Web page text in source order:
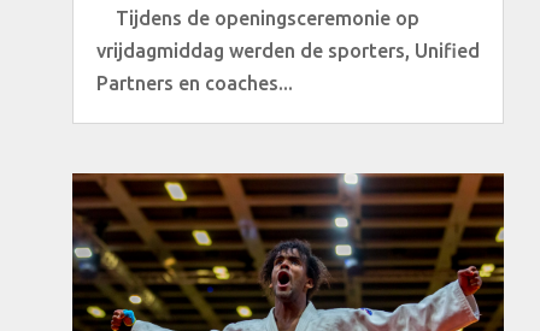
Tijdens de openingsceremonie op
vrijdagmiddag werden de sporters, Unified
Partners en coaches...